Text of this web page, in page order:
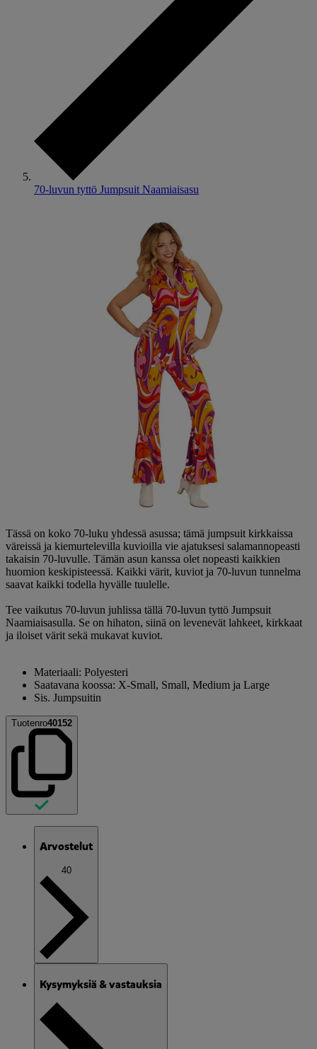
70-luvun tyttö Jumpsuit Naamiaisasu
Tässä on koko 70-luku yhdessä asussa; tämä jumpsuit kirkkaissa
väreissä ja kiemurtelevilla kuvioilla vie ajatuksesi salamannopeasti
takaisin 70-luvulle. Tämän asun kanssa olet nopeasti kaikkien
huomion keskipisteessä. Kaikki värit, kuviot ja 70-luvun tunnelma
saavat kaikki todella hyvälle tuulelle.
Tee vaikutus 70-luvun juhlissa tällä 70-luvun tyttö Jumpsuit
Naamiaisasulla. Se on hihaton, siinä on levenevät lahkeet, kirkkaat
ja iloiset värit sekä mukavat kuviot.
Materiaali: Polyesteri
Saatavana koossa: X-Small, Small, Medium ja Large
Sis. Jumpsuitin
Tuotenro40152
Arvostelut
40
Kysymyksiä & vastauksia